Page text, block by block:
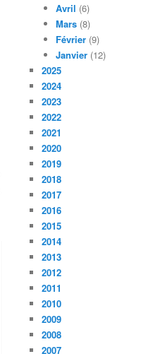
Avril (6)
Mars (8)
Février (9)
Janvier (12)
2025
2024
2023
2022
2021
2020
2019
2018
2017
2016
2015
2014
2013
2012
2011
2010
2009
2008
2007